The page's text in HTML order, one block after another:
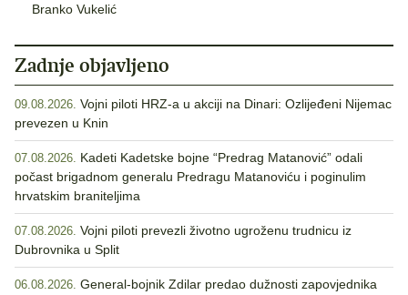
Branko Vukelić
Zadnje objavljeno
09.08.2026. Vojni piloti HRZ-a u akciji na Dinari: Ozlijeđeni Nijemac
prevezen u Knin
07.08.2026. Kadeti Kadetske bojne “Predrag Matanović” odali
počast brigadnom generalu Predragu Matanoviću i poginulim
hrvatskim braniteljima
07.08.2026. Vojni piloti prevezli životno ugroženu trudnicu iz
Dubrovnika u Split
06.08.2026. General-bojnik Zdilar predao dužnosti zapovjednika